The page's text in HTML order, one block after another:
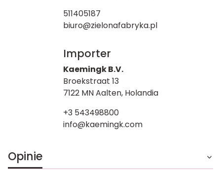
511405187
biuro@zielonafabryka.pl
Importer
Kaemingk B.V.
Broekstraat 13
7122 MN Aalten, Holandia
+3 543498800
info@kaemingk.com
Opinie